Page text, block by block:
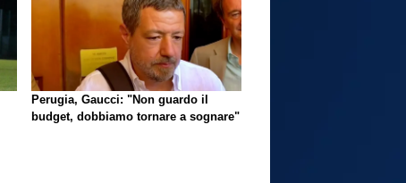
Perugia, Gaucci: "Non guardo il
budget, dobbiamo tornare a sognare"